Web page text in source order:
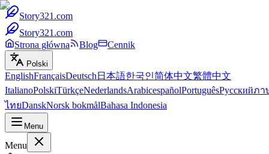
Story321.com
Story321.com
Strona główna
Blog Cennik
Polski
EnglishFrançaisDeutsch 日本語한국인简体中文繁體中文
ItalianoPolskiTürkçeNederlandsArabicespañolPortuguêsРусскийภา
ไทยDanskNorsk bokmålBahasa Indonesia
Menu
Menu